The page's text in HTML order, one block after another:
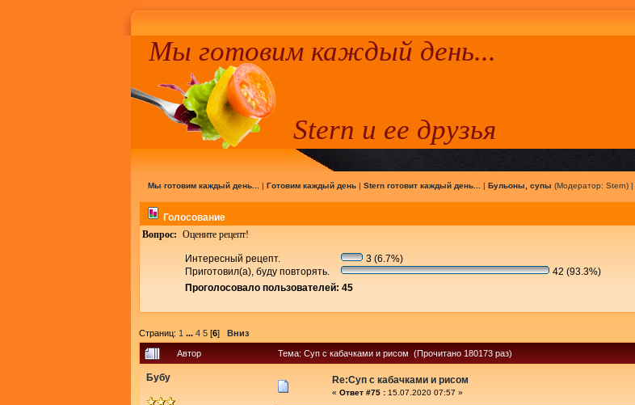
Мы готовим каждый день...
Stern и ее друзья
Мы готовим каждый день... | Готовим каждый день| Stern готовит каждый день... | Бульоны, супы (Модератор: Stern) |
Голосование
Вопрос: Оцените рецепт!
Интересный рецепт.
3 (6.7%)
Приготовил(а), буду повторять.
42 (93.3%)
Проголосовало пользователей: 45
Страниц: 1 ... 4 5 [6] Вниз
Автор Тема: Суп с кабачками и рисом (Прочитано 180173 раз)
Бубу Re:Суп с кабачками и рисом
« Ответ #75 : 15.07.2020 07:57 »